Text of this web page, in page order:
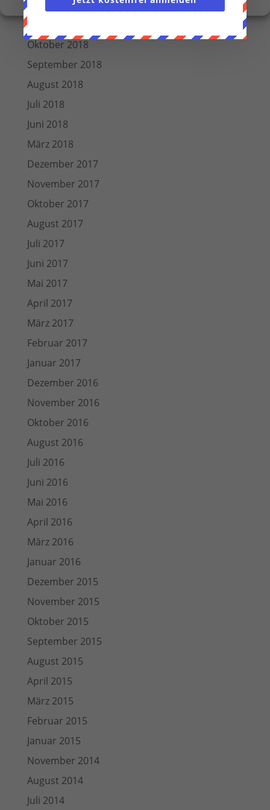
Januar 2019
Dezember 2018
Oktober 2018
September 2018
August 2018
Juli 2018
Juni 2018
März 2018
Dezember 2017
November 2017
Oktober 2017
August 2017
Juli 2017
Juni 2017
Mai 2017
April 2017
März 2017
Februar 2017
Januar 2017
Dezember 2016
November 2016
Oktober 2016
August 2016
Juli 2016
Juni 2016
Mai 2016
April 2016
März 2016
Januar 2016
Dezember 2015
November 2015
Oktober 2015
September 2015
August 2015
April 2015
März 2015
Februar 2015
Januar 2015
November 2014
August 2014
Juli 2014